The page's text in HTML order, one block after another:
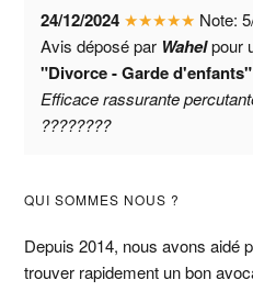
24/12/2024 ★★★★★ Note:5
Avis déposé par Wahelpour
"Divorce - Garde d'enfants"
Efficace rassurante
????????
Barre
latérale
QUI SOMMES NOUS ?
Depuis 2014, nous avons aidé
trouver rapidement un bon